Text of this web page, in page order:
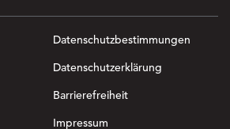
Datenschutzbestimmungen
Datenschutzerklärung
Barrierefreiheit
Impressum